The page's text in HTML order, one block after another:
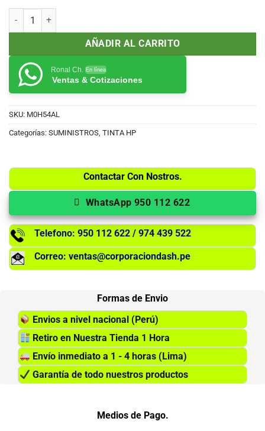
Botella de Tinta Hp GT52 Cian 70ml cantidad
AÑADIR AL CARRITO
Ronal Ch. En línea
Ventas & Cotizaciones
SKU: M0H54AL
Categorías: SUMINISTROS, TINTA HP
Contactar Con Nostros.
WhatsApp 950 112 622
Telefono: 950 112 622 / 974 439 522
Correo: ventas@corporaciondash.pe
Formas de Envio
Envios a nivel nacional (Perú)
Retiro en Nuestra Tienda 1 Hora
Envío inmediato a 1 - 4 horas (Lima)
Garantía de todo nuestros productos
Medios de Pago.